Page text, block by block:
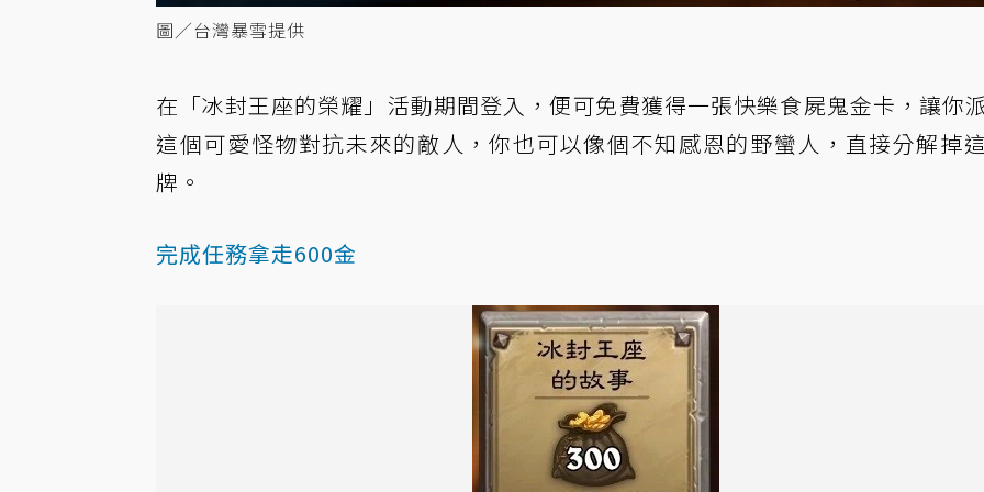
圖／台灣暴雪提供
在「冰封王座的榮耀」活動期間登入，便可免費獲得一張快樂食屍鬼金卡，讓你
這個可愛怪物對抗未來的敵人，你也可以像個不知感恩的野蠻人，直接分解掉
牌。
完成任務拿走600金